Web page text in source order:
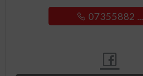
07355882 ...